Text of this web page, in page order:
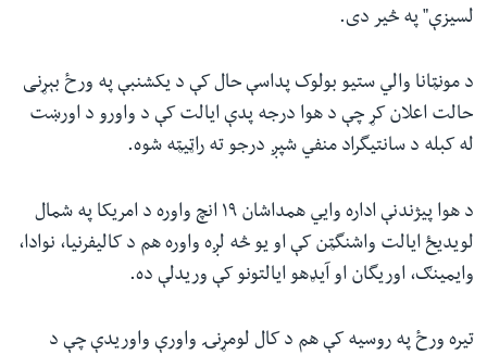
لسیزې" په څیر دی.
د مونټانا والي ستیو بولوک پداسې حال کې د یکشنبې په ورځ بېړنی
حالت اعلان کړ چې د هوا درجه پدې ایالت کې د واورو د اورښت
له کبله د سانتیگراد منفي شپږ درجو ته راټیټه شوه.
د هوا پیژندنې اداره وایي همداشان ١٩ انچ واوره د امریکا په شمال
لویدیځ ایالت واشنگټن کې او یو څه لږه واوره هم د کالیفرنیا، نوادا،
وایمینګ، اوریگان او آیډهو ایالتونو کې وریدلې ده.
تیره ورځ په روسیه کې هم د کال لومړنۍ واورې واوریدې چې د